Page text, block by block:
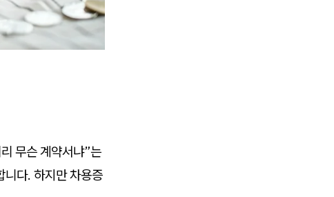
무슨 계약서냐”는
니다. 하지만 차용증